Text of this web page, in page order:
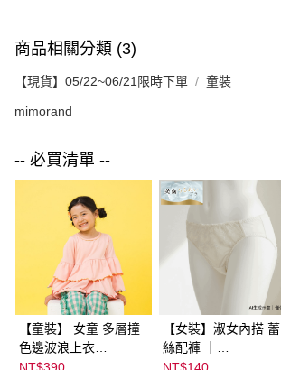
商品相關分類 (3)
【現貨】05/22~06/21限時下單 童裝
mimorand
-- 必買清單 --
【童裝】 女童 多層撞
色邊波浪上衣
(futafuta) ｜
【女裝】淑女內搭 蕾
絲配褲 ｜
04303C05372000002